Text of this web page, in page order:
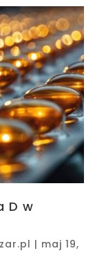
D w
| maj 19,